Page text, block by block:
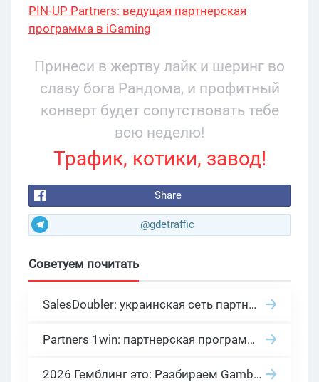
PIN-UP Partners: ведущая партнерская
программа в iGaming
Принеси в жертву лайк и шеринг во
славу бога Рандома, и профитный
конверт будет сопутствовать тебе
всю неделю!
Трафик, котики, завод!
Share
@gdetraffic
Советуем почитать
SalesDoubler: украинская сеть партнерских программ с оплатой за действие
Partners 1win: партнерская программа казино в нише гемблинг арбитраж
2026 Гемблинг это: Разбираем Gambling вертикаль, и все что связано с гемблинг и беттинг офферами